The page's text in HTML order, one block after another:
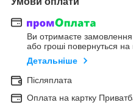
Ви отримаєте замовлення
або гроші повернуться на
Детальніше
Післяплата
Оплата на картку